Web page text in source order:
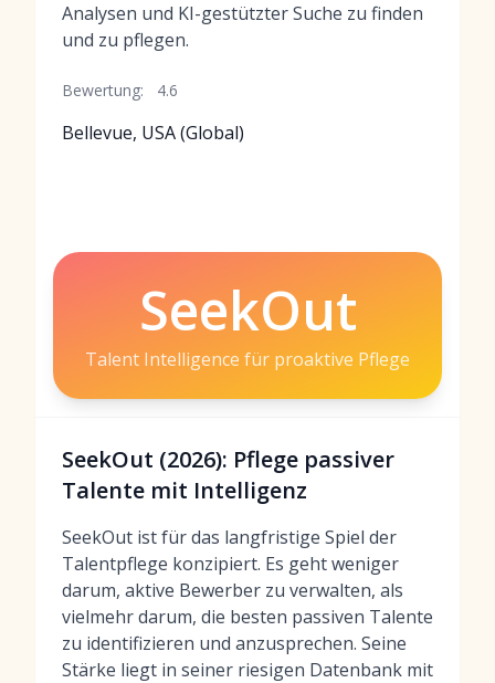
Analysen und KI-gestützter Suche zu finden
und zu pflegen.
Bewertung: 4.6
Bellevue, USA (Global)
SeekOut
Talent Intelligence für proaktive Pflege
SeekOut (2026): Pflege passiver
Talente mit Intelligenz
SeekOut ist für das langfristige Spiel der
Talentpflege konzipiert. Es geht weniger
darum, aktive Bewerber zu verwalten, als
vielmehr darum, die besten passiven Talente
zu identifizieren und anzusprechen. Seine
Stärke liegt in seiner riesigen Datenbank mit